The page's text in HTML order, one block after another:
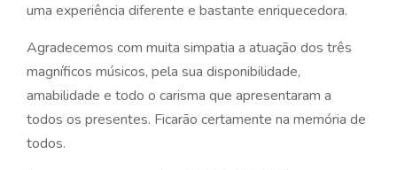
uma experiência diferente e bastante enriquecedora.
Agradecemos com muita simpatia a atuação dos três
magníficos músicos, pela sua disponibilidade,
amabilidade e todo o carisma que apresentaram a
todos os presentes. Ficarão certamente na memória de
todos.